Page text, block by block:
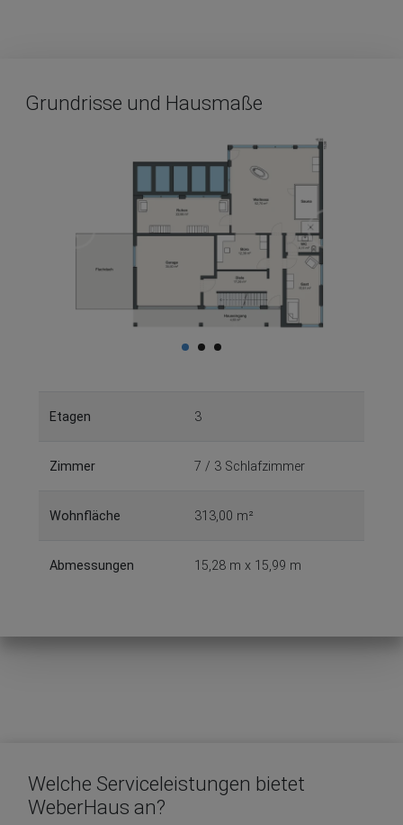
Grundrisse und Hausmaße
Etagen 3
Zimmer 7 / 3 Schlafzimmer
Wohnfläche 313,00 m²
Abmessungen 15,28 m x 15,99 m
Welche Serviceleistungen bietet
WeberHaus an?